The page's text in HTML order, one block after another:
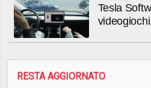
Tesla
RESTA AGGIORNATO